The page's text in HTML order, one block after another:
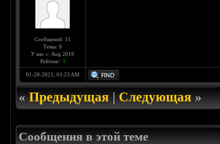
Сообщений: 11
Темы: 0
У нас с: Aug 2019
Рейтинг: 3
01-28-2021, 03:23 AM
«Предыдущая|Следующая»
Сообщения в этой теме